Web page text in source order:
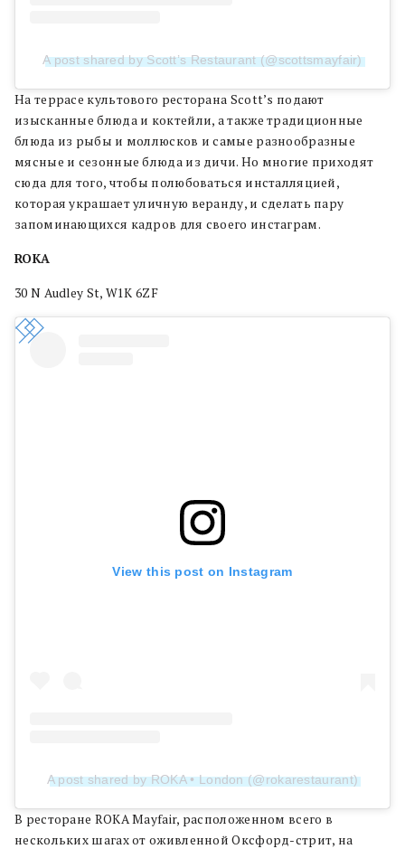
A post shared by Scott’s Restaurant (@scottsmayfair)
На террасе культового ресторана Scott’s подают
изысканные блюда и коктейли, а также традиционные
блюда из рыбы и моллюсков и самые разнообразные
мясные и сезонные блюда из дичи. Но многие приходят
сюда для того, чтобы полюбоваться инсталляцией,
которая украшает уличную веранду, и сделать пару
запоминающихся кадров для своего инстаграм.
ROKA
30 N Audley St, W1K 6ZF
View this post on Instagram
A post shared by ROKA • London (@rokarestaurant)
В ресторане ROKA Mayfair, расположенном всего в
нескольких шагах от оживленной Оксфорд-стрит, на